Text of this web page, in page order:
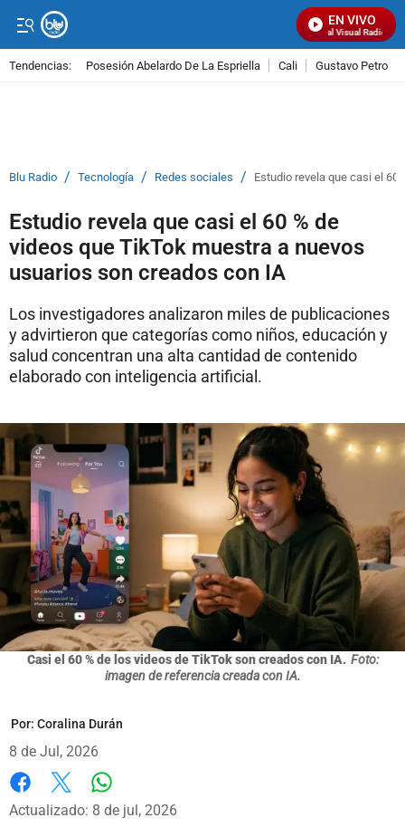
EN VIVO
Señal Visual Radio
Tendencias: Posesión Abelardo De La Espriella Cali Gustavo Petro
Blu Radio / Tecnología / Redes sociales / Estudio revela que casi el
Estudio revela que casi el 60 % de
videos que TikTok muestra a nuevos
usuarios son creados con IA
Los investigadores analizaron miles de publicaciones
y advirtieron que categorías como niños, educación y
salud concentran una alta cantidad de contenido
elaborado con inteligencia artificial.
Casi el 60 % de los videos de TikTok son creados con IA. Foto:
imagen de referencia creada con IA.
Por: Coralina Durán
8 de Jul, 2026
Facebook
X
Actualizado: 8 de jul, 2026